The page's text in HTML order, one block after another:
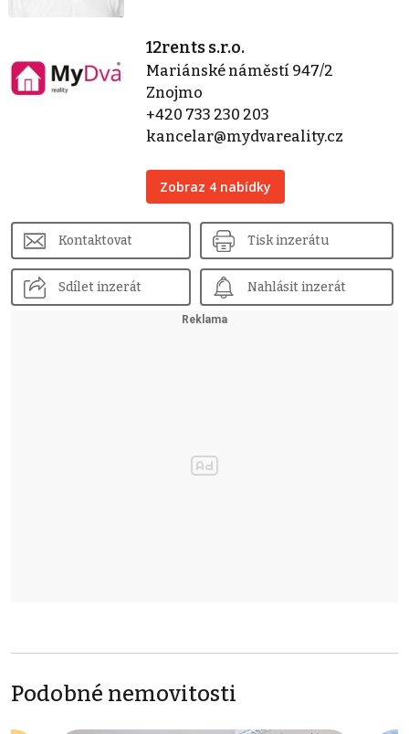
12rents s.r.o.
Mariánské náměstí 947/2
Znojmo
+420 733 230 203
kancelar@mydvareality.cz
Zobraz 4 nabídky
Kontaktovat Tisk inzerátu
Sdílet inzerát Nahlásit inzerát
Podobné nemovitosti